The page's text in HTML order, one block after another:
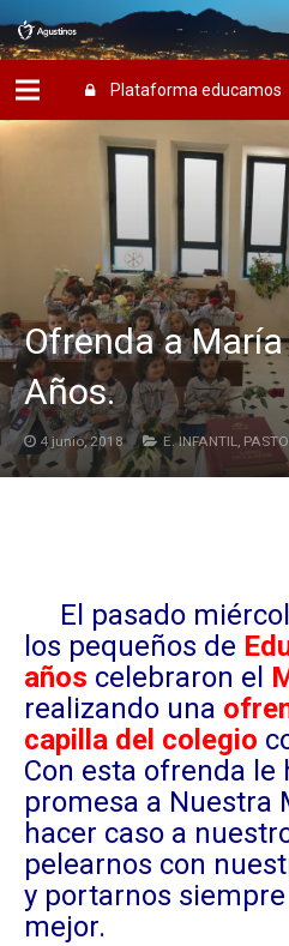
Plataforma educamos
Ofrenda a
Años.
4 junio, 2018 E. INFANTIL
El pasado
los pequeños de
años celebraron el
realizando una
capilla del colegio
Con esta ofrenda le
promesa a Nuestra
hacer caso a
pelearnos con
y portarnos
mejor.